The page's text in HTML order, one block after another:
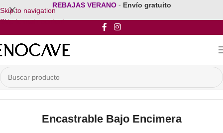
Skip to navigation
Skip to main content
REBAJAS VERANO - Envío gratuito
Inicio/Vinoteca Encastrable/Encastrable Bajo Encimera
Encastrable Bajo Encimera